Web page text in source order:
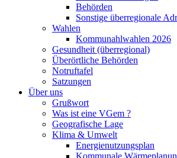
Behörden
Sonstige überregionale
Wahlen
Kommunahlwahlen 2026
Gesundheit (überregional)
Überörtliche Behörden
Notruftafel
Satzungen
Über uns
Grußwort
Was ist eine VGem ?
Geografische Lage
Klima & Umwelt
Energienutzungsplan
Kommunale